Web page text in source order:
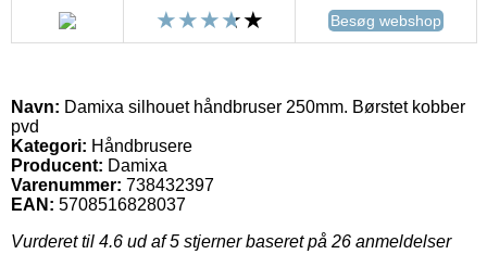
Besøg webshop
Navn: Damixa silhouet håndbruser 250mm. Børstet kobber
pvd
Kategori: Håndbrusere
Producent: Damixa
Varenummer: 738432397
EAN: 5708516828037
Vurderet til 4.6 ud af 5 stjerner baseret på 26 anmeldelser